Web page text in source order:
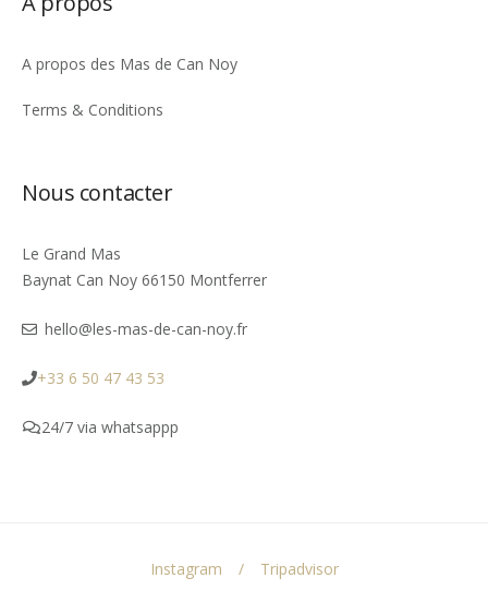
A propos des Mas de Can Noy
Terms & Conditions
Nous contacter
Le Grand Mas
Baynat Can Noy 66150 Montferrer
hello@les-mas-de-can-noy.fr
+33 6 50 47 43 53
24/7 via whatsappp
Instagram Tripadvisor